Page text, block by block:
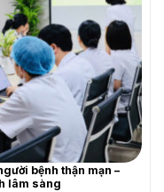
bệnh thận mạn –
lâm sàng